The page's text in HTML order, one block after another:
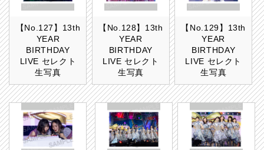
【No.127】13th
YEAR
BIRTHDAY
LIVE セレクト
生写真
【No.128】13th
YEAR
BIRTHDAY
LIVE セレクト
生写真
【No.129】13th
YEAR
BIRTHDAY
LIVE セレクト
生写真